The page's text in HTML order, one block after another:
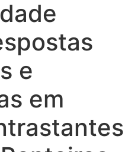
e
em